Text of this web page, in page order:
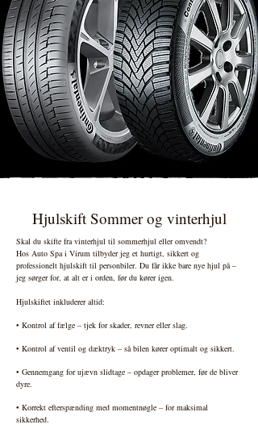
Hjulskift Sommer og vinterhjul
Skal du skifte fra vinterhjul til sommerhjul eller omvendt?
Hos Auto Spa i Virum tilbyder jeg et hurtigt, sikkert og
professionelt hjulskift til personbiler. Du får ikke bare nye hjul på –
jeg sørger for, at alt er i orden, før du kører igen.
Hjulskiftet inkluderer altid:
• Kontrol af fælge – tjek for skader, revner eller slag.
• Kontrol af ventil og dæktryk – så bilen kører optimalt og sikkert.
• Gennemgang for ujævn slidtage – opdager problemer, før de bliver
dyre.
• Korrekt efterspænding med momentnøgle – for maksimal
sikkerhed.